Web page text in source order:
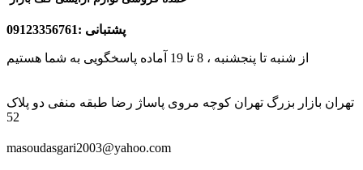
پشتبانی :09123356761
از شنبه تا پنجشنبه ، 8 تا 19 آماده پاسخگویی به شما هستیم
تهران بازار بزرگ تهران کوچه مروی پاساژ رضا طبقه منفی دو پلاک
52
masoudasgari2003@yahoo.com